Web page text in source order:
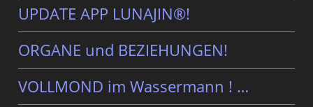
UPDATE APP LUNAJIN®!
ORGANE und BEZIEHUNGEN!
VOLLMOND im Wassermann ! …